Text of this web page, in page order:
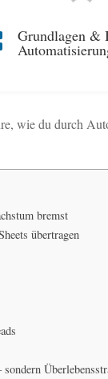
Grundlagen &
wie du durch
bremst
übertragen